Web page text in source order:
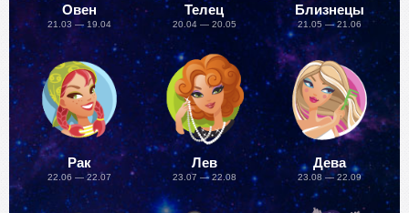
Овен
21.03 — 19.04
Телец
20.04 — 20.05
Близнецы
21.05 — 21.06
Рак
22.06 — 22.07
Лев
23.07 — 22.08
Дева
23.08 — 22.09